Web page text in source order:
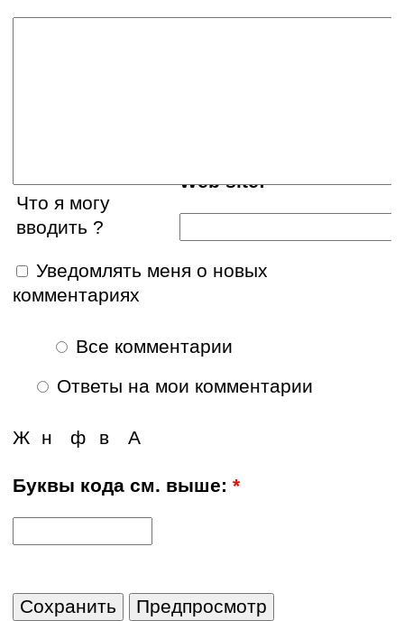
Web site:
Что я могу
вводить ?
Уведомлять меня о новых
комментариях
Все комментарии
Ответы на мои комментарии
А
в
ф
н
Ж
Буквы кода см. выше:*